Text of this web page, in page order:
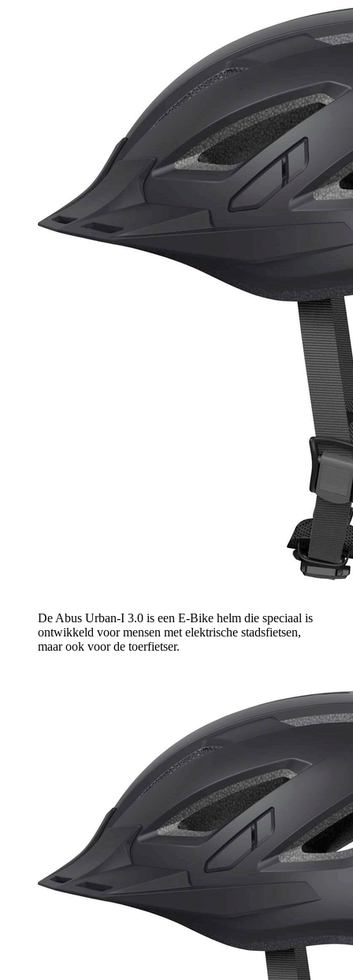
De Abus Urban-I 3.0 is een E-Bike helm die speciaal is
ontwikkeld voor mensen met elektrische stadsfietsen,
maar ook voor de toerfietser.